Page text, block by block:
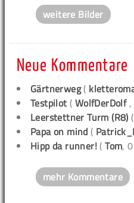
weitere Bilder
Neue Kommentare
Gärtnerweg(
Testpilot ( WolfDerDolf
Leerstettner Turm (R8) (
Papa on mind (
Hipp da runner! (Tom,
mehr Kommentare